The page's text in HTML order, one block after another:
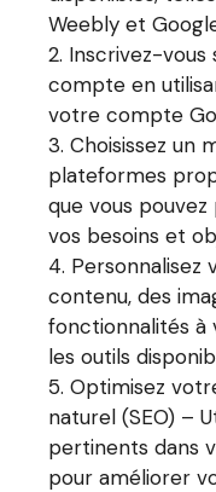
Weebly et
Inscrivez-
compte en
votre compte
Choisissez un
plateformes
que vous
vos besoins et
Personnalisez
contenu, des
fonctionnalités à
les outils
Optimisez
naturel (SEO) –
pertinents dans
pour améliorer